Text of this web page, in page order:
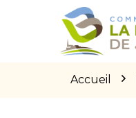
Gestion des traceurs
Accueil